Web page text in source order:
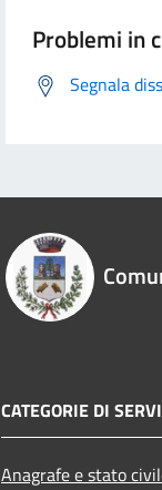
Problemi in
Segnala
CATEGORIE DI
Anagrafe e stato